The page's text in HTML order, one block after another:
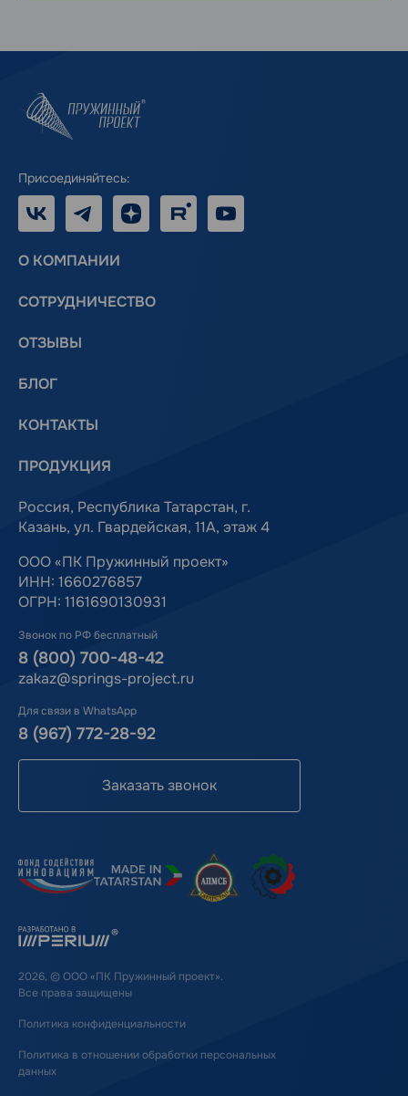
Присоединяйтесь:
VK TelegramДзен RUTUBE
О КОМПАНИИ
СОТРУДНИЧЕСТВО
ОТЗЫВЫ
БЛОГ
КОНТАКТЫ
ПРОДУКЦИЯ
Россия, Республика Татарстан, г.
Казань, ул. Гвардейская, 11А, этаж 4
ООО «ПК Пружинный проект»
ИНН: 1660276857
ОГРН: 1161690130931
Звонок по РФ бесплатный
8 (800) 700-48-42
zakaz@springs-project.ru
Для связи в WhatsApp
8 (967) 772-28-92
Заказать звонок
2026, © ООО «ПК Пружинный проект».
Все права защищены
Политика конфиденциальности
Политика в отношении обработки персональных
данных